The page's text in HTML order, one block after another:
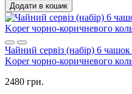
Додати в кошик
Чайний сервіз (набір) 6
Koper чорно-коричневого
2480 грн.